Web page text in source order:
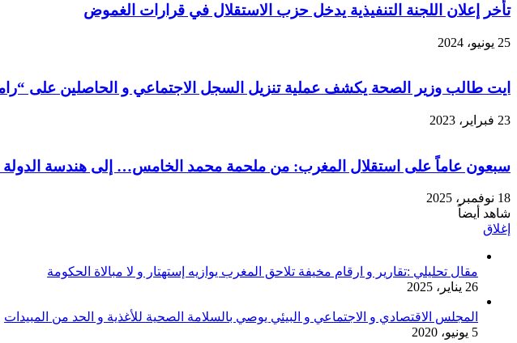
تأخر إعلان اللجنة التنفيذية يدخل حزب الاستقلال في قرارات الغموض
25 يونيو، 2024
ايت طالب وزير الصحة يكشف عملية تنزيل السجل الاجتماعي و الحاصلين على
23 فبراير، 2023
سبعون عاماً على استقلال المغرب: من ملحمة محمد الخامس… إلى هندسة
18 نوفمبر، 2025
شاهد أيضاً
إغلاق
مقال تحليلي :تقارير و ارقام مخيفة تلاحق المغرب يوازيه إستهتار و لا مبالاة الحكومة
26 يناير، 2025
المجلس الاقتصادي و الاجتماعي و البيئي يوصي بالسلامة الصحية للأغذية و الحد من المبيدات
5 يونيو، 2020